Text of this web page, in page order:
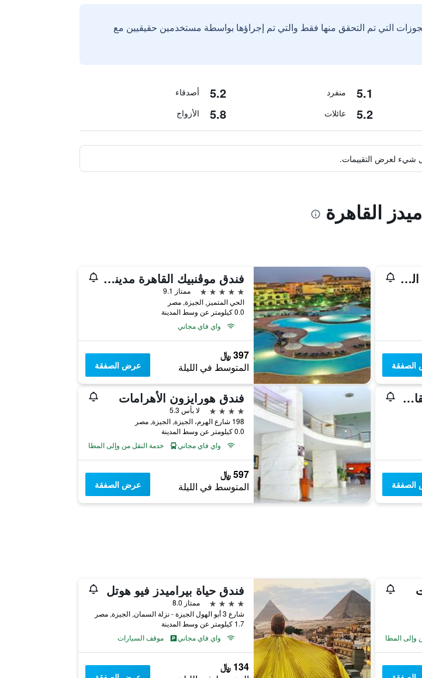
التي تم التحقق منها فقط والتي تم إجراؤها بواسطة مستخدمين حقيقيين مع
5.1 منفرد 5.2 أصدقاء
5.2 عائلات 5.8 الأزواج
شيء لعرض التقييمات.
القاهرة
فندق ماريوت مينا هاوس القاهرة فندق موڤنبيك القاهرة مدينة الإعلام
5 نجوم
ممتاز 9.1
الحي المتميز, الجيزة, مصر
0.0 كيلومتر عن وسط المدينة
واي فاي مجاني
397 ﷼
المتوسط في الليلة عرض الصفقة
فندق بيراميزا سويتس القاهرة فندق هورايزون الأهرامات
4 نجوم
لا بأس 5.3
198 شارع الهرم، الجيزة, الجيزة, مصر
0.0 كيلومتر عن وسط المدينة
واي فاي مجاني
خدمة النقل من وإلى المطار
597 ﷼
المتوسط في الليلة عرض الصفقة
المطار
فندق حياة بيراميدز فيو هوتل
4 نجوم
ممتاز 8.0
شارع 3 أبو الهول الجيزة - نزلة السمان, الجيزة, مصر
1.7 كيلومتر عن وسط المدينة
واي فاي مجاني
موقف السيارات
134 ﷼